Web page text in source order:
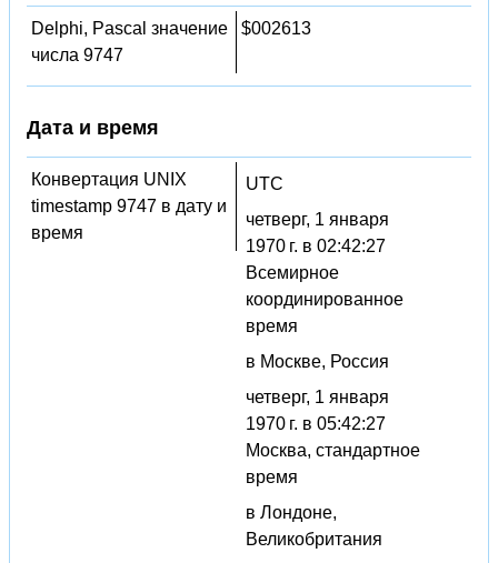
Delphi, Pascal значение
числа 9747
$002613
Дата и время
Конвертация UNIX
timestamp 9747 в дату и
время
UTC
четверг, 1 января
1970 г. в 02:42:27
Всемирное
координированное
время
в Москве, Россия
четверг, 1 января
1970 г. в 05:42:27
Москва, стандартное
время
в Лондоне,
Великобритания